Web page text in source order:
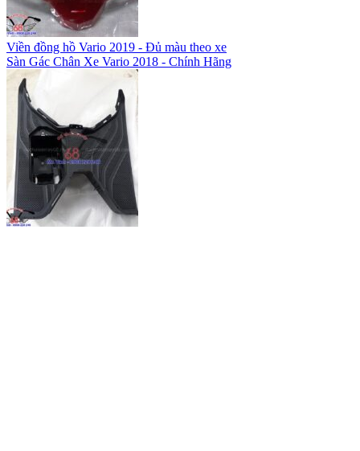
Viền đồng hồ Vario 2019 - Đủ màu theo xe
Sàn Gác Chân Xe Vario 2018 - Chính Hãng